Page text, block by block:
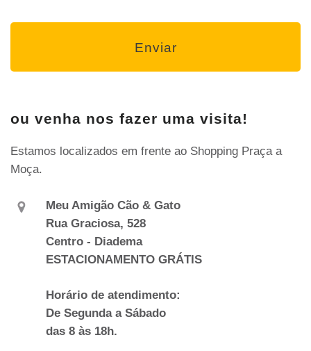
ou venha nos fazer uma visita!
Estamos localizados em frente ao Shopping Praça a
Moça.
Meu Amigão Cão & Gato
Rua Graciosa, 528
Centro - Diadema
ESTACIONAMENTO GRÁTIS
Horário de atendimento:
De Segunda a Sábado
das 8 às 18h.